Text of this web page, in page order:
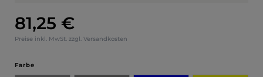
Regulärer Preis:
81,25 €
Preise inkl. MwSt. zzgl. Versandkosten
Farbeauswählen